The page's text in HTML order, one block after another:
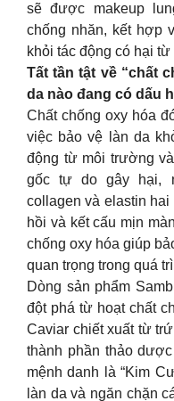
sẽ được makeup
chống nhăn, kết hợp
khỏi tác động có hại
Tất tần tật về “chất
da nào đang có dấu
Chất chống oxy hóa
việc bảo vệ làn da
động từ môi trường
gốc tự do gây hại,
collagen và elastin
hồi và kết cấu mịn
chống oxy hóa giúp
quan trọng trong quá
Dòng sản phẩm
đột phá từ hoạt chất
Caviar chiết xuất từ
thành phần thảo
mệnh danh là “Kim
làn da và ngăn chặn